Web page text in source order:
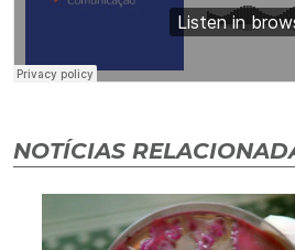
NOTÍCIAS